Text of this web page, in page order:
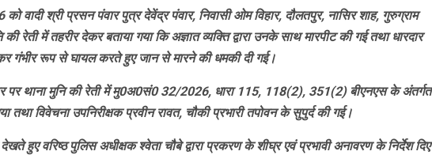
को वादी श्री प्रसन पंवार पुत्र देवेंद्र पंवार, निवासी ओम विहार, दौलतपुर, नासिर शाह, गुरुग्राम
की रेती में तहरीर देकर बताया गया कि अज्ञात व्यक्ति द्वारा उनके साथ मारपीट की गई तथा धारदार
कर गंभीर रूप से घायल करते हुए जान से मारने की धमकी दी गई।
पर थाना मुनि की रेती में मु0अ0सं0 32/2026, धारा 115, 118(2), 351(2) बीएनएस के अंतर्गत
तथा विवेचना उपनिरीक्षक प्रवीन रावत, चौकी प्रभारी तपोवन के सुपुर्द की गई।
हुए वरिष्ठ पुलिस अधीक्षक श्वेता चौबे द्वारा प्रकरण के शीघ्र एवं प्रभावी अनावरण के निर्देश दिए